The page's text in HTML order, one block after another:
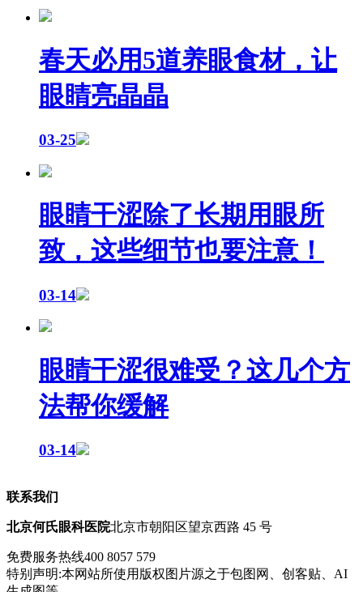
春天必用5道养眼食材，让
眼睛亮晶晶
03-25
眼睛干涩除了长期用眼所
致，这些细节也要注意！
03-14
眼睛干涩很难受？这几个方
法帮你缓解
03-14
联系我们
北京何氏眼科医院北京市朝阳区望京西路 45 号
免费服务热线400 8057 579
特别声明:本网站所使用版权图片源之于包图网、创客贴、AI